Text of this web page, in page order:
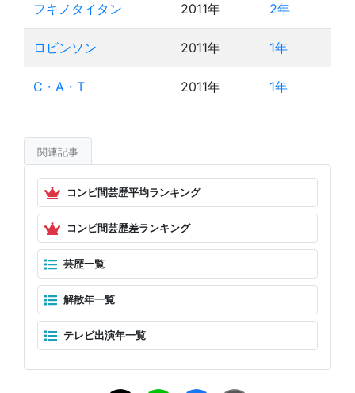
フキノタイタン 2011年 2年
ロビンソン 2011年 1年
C・A・T 2011年 1年
関連記事
コンビ間芸歴平均ランキング
コンビ間芸歴差ランキング
芸歴一覧
解散年一覧
テレビ出演年一覧